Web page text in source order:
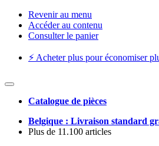
Revenir au menu
Accéder au contenu
Consulter le panier
⚡️ Acheter plus pour économiser
Catalogue de pièces
Belgique : Livraison standard
Plus de 11.100 articles